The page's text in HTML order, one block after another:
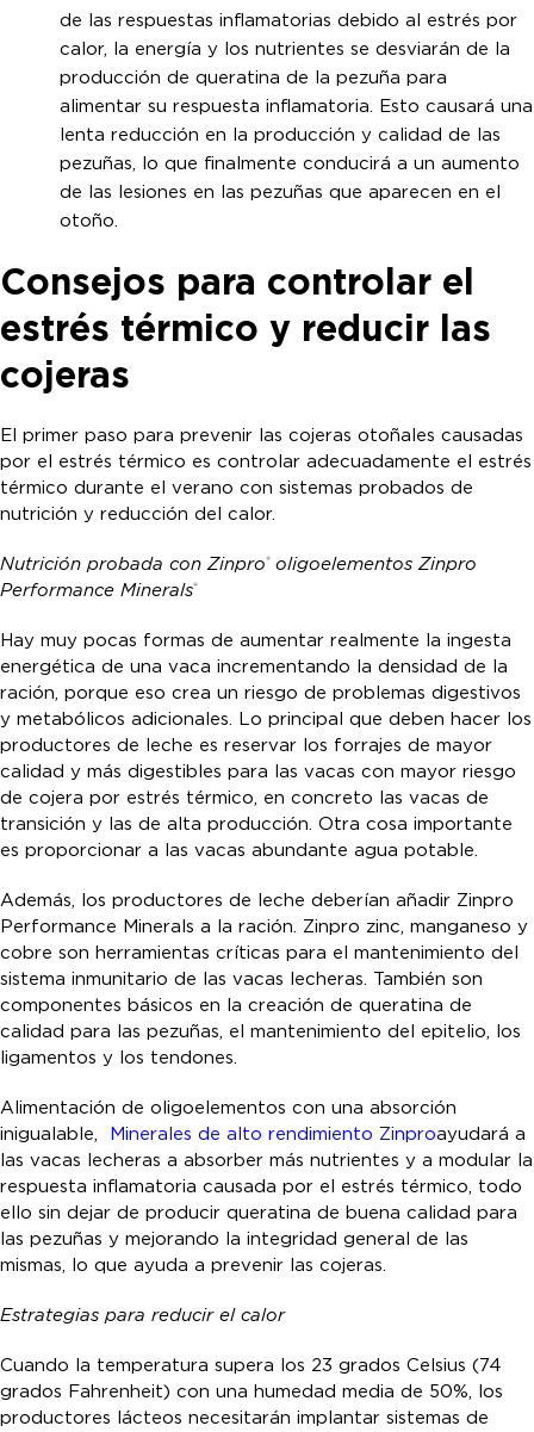
de las respuestas inflamatorias debido al estrés por
calor, la energía y los nutrientes se desviarán de la
producción de queratina de la pezuña para
alimentar su respuesta inflamatoria. Esto causará una
lenta reducción en la producción y calidad de las
pezuñas, lo que finalmente conducirá a un aumento
de las lesiones en las pezuñas que aparecen en el
otoño.
Consejos para controlar el
estrés térmico y reducir las
cojeras
El primer paso para prevenir las cojeras otoñales causadas
por el estrés térmico es controlar adecuadamente el estrés
térmico durante el verano con sistemas probados de
nutrición y reducción del calor.
Nutrición probada con Zinpro®oligoelementos Zinpro
Performance Minerals®
Hay muy pocas formas de aumentar realmente la ingesta
energética de una vaca incrementando la densidad de la
ración, porque eso crea un riesgo de problemas digestivos
y metabólicos adicionales. Lo principal que deben hacer los
productores de leche es reservar los forrajes de mayor
calidad y más digestibles para las vacas con mayor riesgo
de cojera por estrés térmico, en concreto las vacas de
transición y las de alta producción. Otra cosa importante
es proporcionar a las vacas abundante agua potable.
Además, los productores de leche deberían añadir Zinpro
Performance Minerals a la ración. Zinpro zinc, manganeso y
cobre son herramientas críticas para el mantenimiento del
sistema inmunitario de las vacas lecheras. También son
componentes básicos en la creación de queratina de
calidad para las pezuñas, el mantenimiento del epitelio, los
ligamentos y los tendones.
Alimentación de oligoelementos con una absorción
inigualable, Minerales de alto rendimiento Zinproayudará a
las vacas lecheras a absorber más nutrientes y a modular la
respuesta inflamatoria causada por el estrés térmico, todo
ello sin dejar de producir queratina de buena calidad para
las pezuñas y mejorando la integridad general de las
mismas, lo que ayuda a prevenir las cojeras.
Estrategias para reducir el calor
Cuando la temperatura supera los 23 grados Celsius (74
grados Fahrenheit) con una humedad media de 50%, los
productores lácteos necesitarán implantar sistemas de